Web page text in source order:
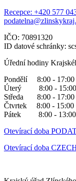
Recepce: +420 577
IČO: 70891320
ID datové schránky:
Úřední hodiny
Pondělí 8:00 - 17:00
Úterý 8:00 - 15:00
Středa 8:00 - 17:00
Čtvrtek 8:00 - 15:00
Pátek 8:00 - 13:00
Otevírací doba
Otevírací doba